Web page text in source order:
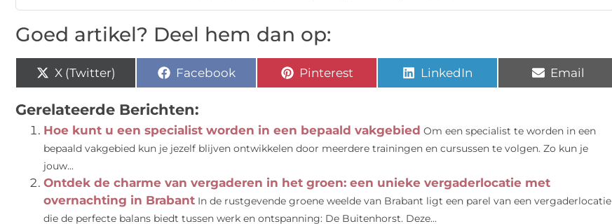
Goed artikel? Deel hem dan op:
X (Twitter) Facebook Pinterest LinkedIn Email
Gerelateerde Berichten:
Hoe kunt u een specialist worden in een bepaald vakgebied Om een specialist te worden in een
bepaald vakgebied kun je jezelf blijven ontwikkelen door meerdere trainingen en cursussen te volgen. Zo kun je
jouw...
Ontdek de charme van vergaderen in het groen: een unieke vergaderlocatie met
overnachting in Brabant In de rustgevende groene weelde van Brabant ligt een parel van een vergaderlocatie
die de perfecte balans biedt tussen werk en ontspanning: De Buitenhorst. Deze...